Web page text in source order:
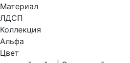
Материал
ЛДСП
Коллекция
Альфа
Цвет